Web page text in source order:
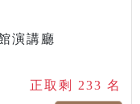
演講廳
正取剩 233 名